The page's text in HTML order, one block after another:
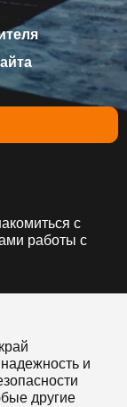
с
работы с
и
другие